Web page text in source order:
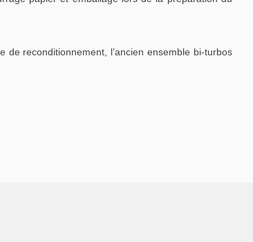
reconditionnement, l’ancien ensemble bi-turbos